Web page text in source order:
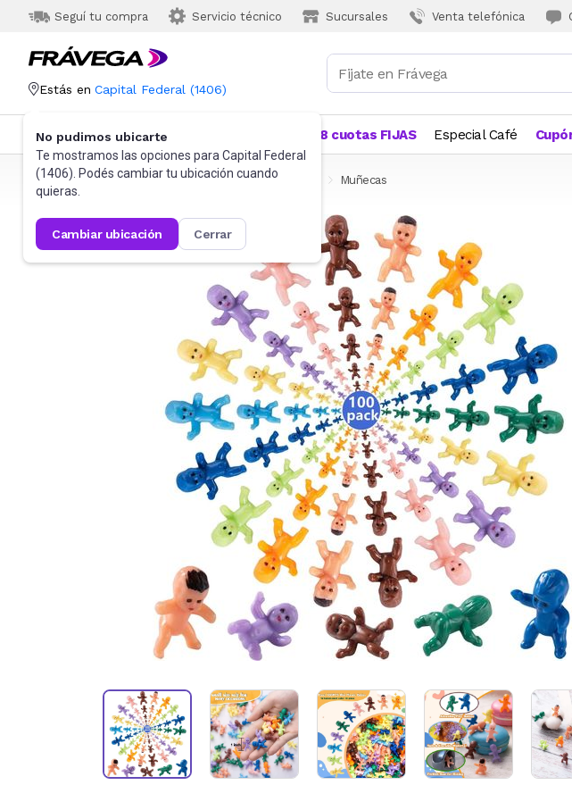
Seguí tu compra Servicio técnico Sucursales Venta telefónica
Estás en Capital Federal (1406)
No pudimos ubicarte
Te mostramos las opciones para Capital Federal
(1406). Podés cambiar tu ubicación cuando
quieras.
cambiar ubicación cerrar
Categorías Más Vendidos 18 cuotas FIJAS Especial Café
Frávega Juguetes y Juegos Muñecas y Accesorios Muñecas